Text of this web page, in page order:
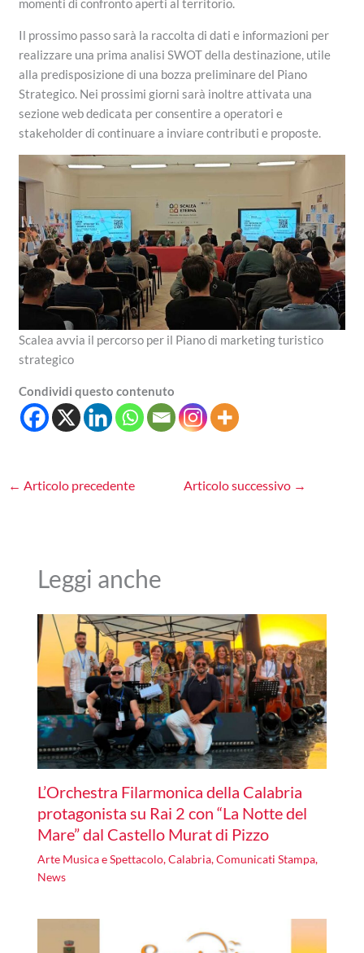
momenti di confronto aperti al territorio.
Il prossimo passo sarà la raccolta di dati e informazioni per
realizzare una prima analisi SWOT della destinazione, utile
alla predisposizione di una bozza preliminare del Piano
Strategico. Nei prossimi giorni sarà inoltre attivata una
sezione web dedicata per consentire a operatori e
stakeholder di continuare a inviare contributi e proposte.
Scalea avvia il percorso per il Piano di marketing turistico
strategico
Condividi questo contenuto
← Articolo precedente Articolo successivo →
Leggi anche
L’Orchestra Filarmonica della Calabria
protagonista su Rai 2 con “La Notte del
Mare” dal Castello Murat di Pizzo
Arte Musica e Spettacolo,Calabria,Comunicati Stampa,
News